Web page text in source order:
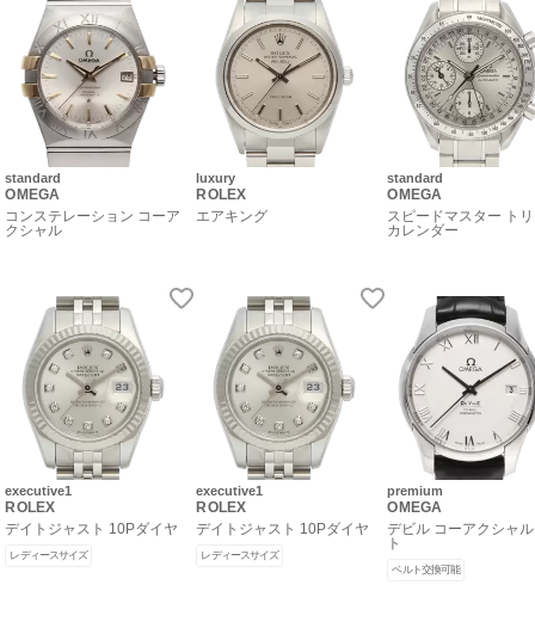
standard
OMEGA
コンステレーション コーア
クシャル
executive1
ROLEX
デイトジャスト 10Pダイヤ
レディースサイズ
luxury
ROLEX
エアキング
executive1
ROLEX
デイトジャスト 10Pダイヤ
レディースサイズ
standard
OMEGA
スピードマスター ト
カレンダー
premium
OMEGA
デビル コーアクシャ
ト
ベルト交換可能